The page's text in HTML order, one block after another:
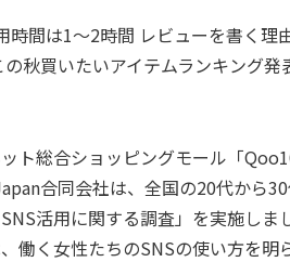
時間は1～2時間 レビューを書く
秋買いたいアイテムランキング
ト総合ショッピングモール「
合同会社は、全国の20代から
活用に関する調査」を実施しま
働く女性たちのSNSの使い方を明